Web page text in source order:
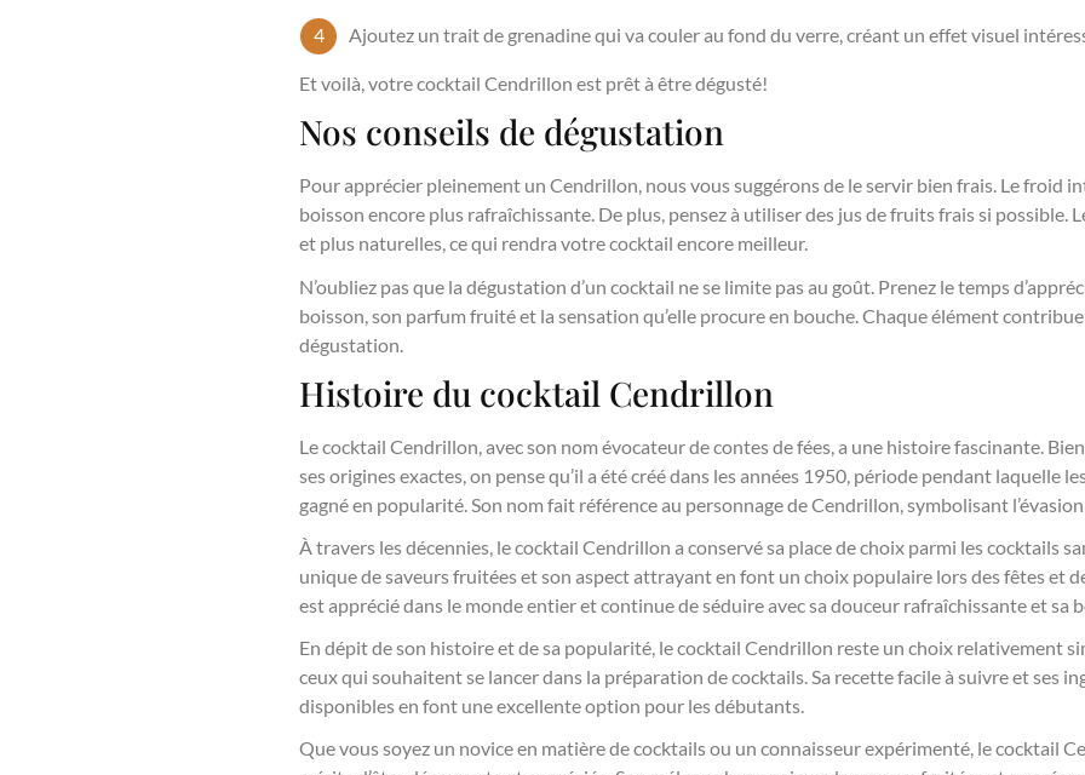
Ajoutez un trait de grenadine qui va couler au fond du verre, créant un effet visuel
Et voilà, votre cocktail Cendrillon est prêt à être dégusté!
Nos conseils de dégustation
Pour apprécier pleinement un Cendrillon, nous vous suggérons de le servir bien frais. Le froid
boisson encore plus rafraîchissante. De plus, pensez à utiliser des jus de fruits frais si possible.
et plus naturelles, ce qui rendra votre cocktail encore meilleur.
N’oubliez pas que la dégustation d’un cocktail ne se limite pas au goût. Prenez le temps
boisson, son parfum fruité et la sensation qu’elle procure en bouche. Chaque élément contribue
dégustation.
Histoire du cocktail Cendrillon
Le cocktail Cendrillon, avec son nom évocateur de contes de fées, a une histoire fascinante.
ses origines exactes, on pense qu’il a été créé dans les années 1950, période pendant laquelle
gagné en popularité. Son nom fait référence au personnage de Cendrillon, symbolisant
À travers les décennies, le cocktail Cendrillon a conservé sa place de choix parmi les cocktails
unique de saveurs fruitées et son aspect attrayant en font un choix populaire lors des fêtes et
est apprécié dans le monde entier et continue de séduire avec sa douceur rafraîchissante et sa
En dépit de son histoire et de sa popularité, le cocktail Cendrillon reste un choix relativement
ceux qui souhaitent se lancer dans la préparation de cocktails. Sa recette facile à suivre et ses
disponibles en font une excellente option pour les débutants.
Que vous soyez un novice en matière de cocktails ou un connaisseur expérimenté, le cocktail